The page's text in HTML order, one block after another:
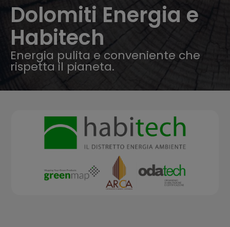
Dolomiti Energia e
Habitech
Energia pulita e conveniente che
rispetta il pianeta.